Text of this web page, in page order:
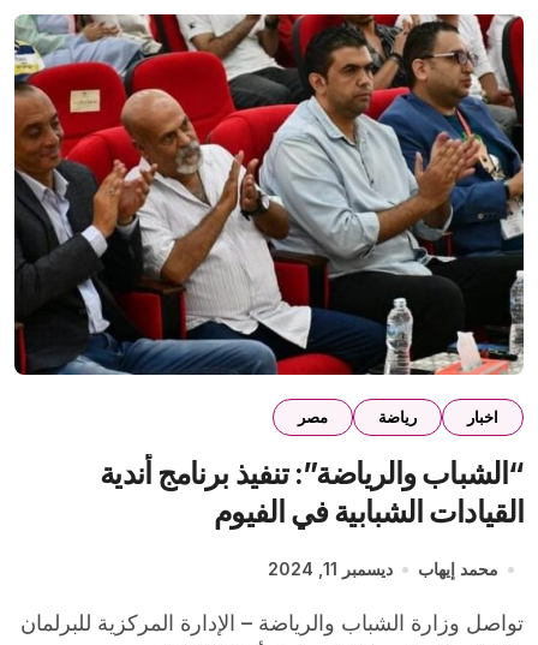
اخبار رياضة مصر
“الشباب والرياضة”: تنفيذ برنامج أندية
القيادات الشبابية في الفيوم
محمد إيهاب ديسمبر 11, 2024
تواصل وزارة الشباب والرياضة – الإدارة المركزية للبرلمان